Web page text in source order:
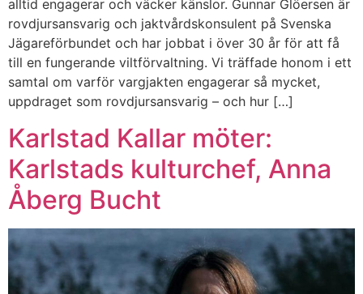
alltid engagerar och väcker känslor. Gunnar Glöersen är
rovdjursansvarig och jaktvårdskonsulent på Svenska
Jägareförbundet och har jobbat i över 30 år för att få
till en fungerande viltförvaltning. Vi träffade honom i ett
samtal om varför vargjakten engagerar så mycket,
uppdraget som rovdjursansvarig – och hur […]
Karlstad Kallar möter:
Karlstads kulturchef, Anna
Åberg Bucht